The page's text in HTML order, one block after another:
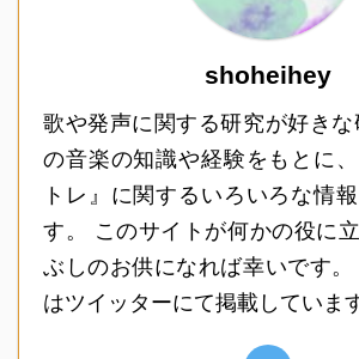
shoheihey
歌や発声に関する研究が好き
の音楽の知識や経験をもとに
トレ』に関するいろいろな情
す。 このサイトが何かの役に
ぶしのお供になれば幸いです
はツイッターにて掲載しています